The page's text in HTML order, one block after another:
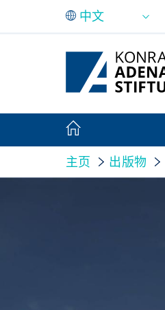
跳转到主内容
主页 出版物